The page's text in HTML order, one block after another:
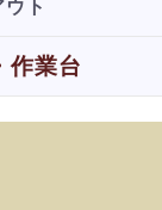
ト
作業台